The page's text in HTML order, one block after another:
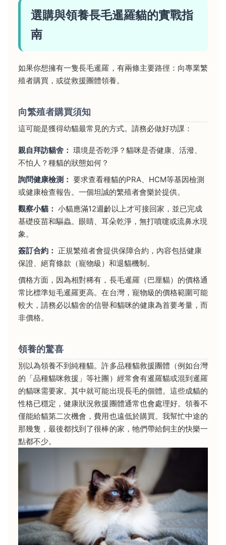
選購與領養長毛暹羅貓的實戰指
南
如果你想擁有一隻長毛暹羅，有兩條主要路徑：向專業繁
殖者購買，或從救援團體領養。
向繁殖者購買須知
這可能是獲得幼貓最常見的方式。請務必做好功課：
親自拜訪貓舍： 環境是否乾淨？貓咪是否健康、活潑、
不怕人？種貓的狀態如何？
詢問健康檢測： 要求查看種貓的PRA、HCM等基因檢測
或健康檢查報告。一個坦誠的繁殖者會樂於提供。
觀察小貓： 小貓應滿12週齡以上才可接回家，並已完成
基礎疫苗和驅蟲。眼睛、耳朵乾淨，無打噴嚏或流鼻水現
象。
簽訂合約： 正規繁殖者會提供保障合約，內容包括健康
保證、絕育條款（寵物級）和退貓機制。
價格方面，因為相對稀有，長毛暹羅（巴厘貓）的價格通
常比標準短毛暹羅更高。在台灣，寵物級的價格範圍可能
較大，請務必以貓舍的信譽和貓咪的健康為首要考量，而
非價格。
領養的驚喜
別以為領養不到純種貓。許多品種貓救援團體（例如台灣
的「品種貓咪救援」等社團）經常會有暹羅貓或混到暹羅
的貓咪需要家。其中就可能出現長毛的個體。這些成貓的
性格已穩定，健康狀況救援團體通常也會處理好。領養不
僅能給貓第二次機會，費用也遠低於購買。我幫忙中途的
那幾隻，最後都找到了很棒的家，牠們帶給飼主的快樂一
點都不少。